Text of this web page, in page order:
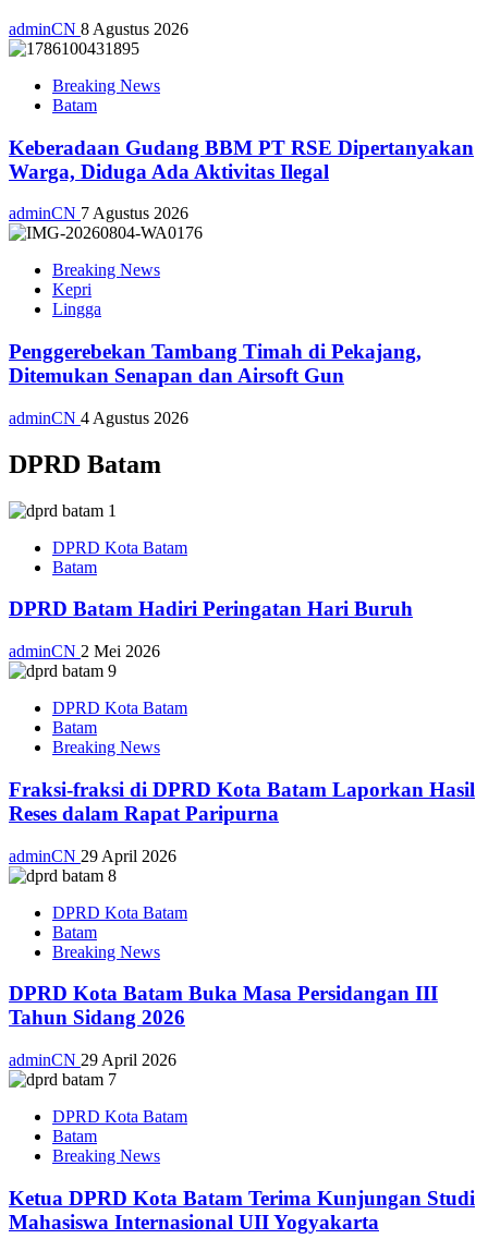
adminCN 8 Agustus 2026
Breaking News
Batam
Keberadaan Gudang BBM PT RSE Dipertanyakan
Warga, Diduga Ada Aktivitas Ilegal
adminCN 7 Agustus 2026
Breaking News
Kepri
Lingga
Penggerebekan Tambang Timah di Pekajang,
Ditemukan Senapan dan Airsoft Gun
adminCN 4 Agustus 2026
DPRD Batam
DPRD Kota Batam
Batam
DPRD Batam Hadiri Peringatan Hari Buruh
adminCN 2 Mei 2026
DPRD Kota Batam
Batam
Breaking News
Fraksi-fraksi di DPRD Kota Batam Laporkan Hasil
Reses dalam Rapat Paripurna
adminCN 29 April 2026
DPRD Kota Batam
Batam
Breaking News
DPRD Kota Batam Buka Masa Persidangan III
Tahun Sidang 2026
adminCN 29 April 2026
DPRD Kota Batam
Batam
Breaking News
Ketua DPRD Kota Batam Terima Kunjungan Studi
Mahasiswa Internasional UII Yogyakarta